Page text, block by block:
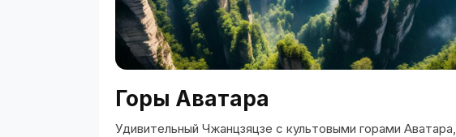
Горы Аватара
Удивительный Чжанцзяцзе с культовыми горами Аватара,